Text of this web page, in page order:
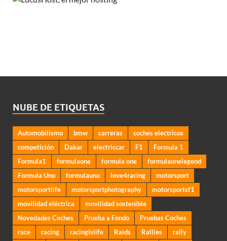
NUBE DE ETIQUETAS
Automobilismo bmw carreras
coches electricos
competición
Dakar electriccar F1
Formula 1
Formula1
formulaone formula one
formulaonelegend
Formula Uno
formulauno love4racing
motorsport
motorsportlife
motorsportphotography
motorsportsf1
movilidad eléctrica
movilidad sostenible
Novedades Coches
Prueba a Fondo
Pruebas Coches
race
racing racingislife Raids Rallies
rally